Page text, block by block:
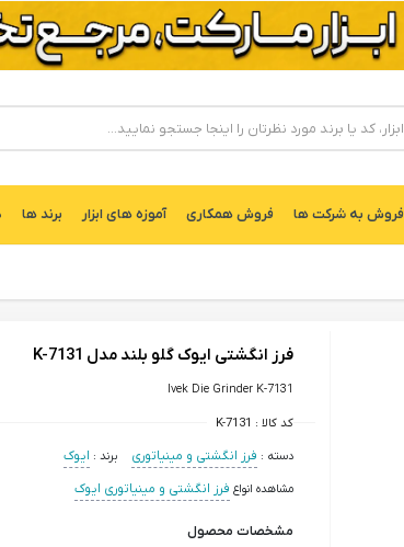
فروش به شركت ها فروش همکاری آموزه های ابزار برند ها
فرز انگشتی ایوک گلو بلند مدل K-7131
Ivek Die Grinder K-7131
کد کالا : K-7131
دسته : فرز انگشتی و مینیاتوری برند : ایوک
مشاهده انواع فرز انگشتی و مینیاتوری ایوک
مشخصات محصول